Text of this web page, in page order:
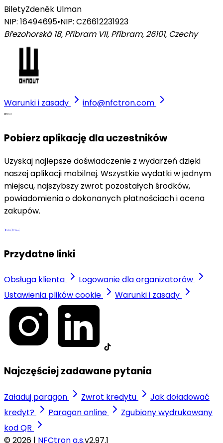
BiletyZdeněk Ulman
NIP: 16494695•NIP: CZ6612231923
Březohorská 18, Příbram VII, Příbram, 26101, Czechy
Warunki i zasady info@nfctron.com
Pobierz aplikację dla uczestników
Uzyskaj najlepsze doświadczenie z wydarzeń dzięki
naszej aplikacji mobilnej. Wszystkie wydatki w jednym
miejscu, najszybszy zwrot pozostałych środków,
powiadomienia o dokonanych płatnościach i ocena
zakupów.
Przydatne linki
Obsługa klienta
Logowanie dla organizatorów
Ustawienia plików cookie
Warunki i zasady
Najczęściej zadawane pytania
Załaduj paragon Zwrot kredytu
Jak doładować
kredyt?
Paragon online
Zgubiony wydrukowany
kod QR
© 2026 | NFCtron a.s.v2.97.1